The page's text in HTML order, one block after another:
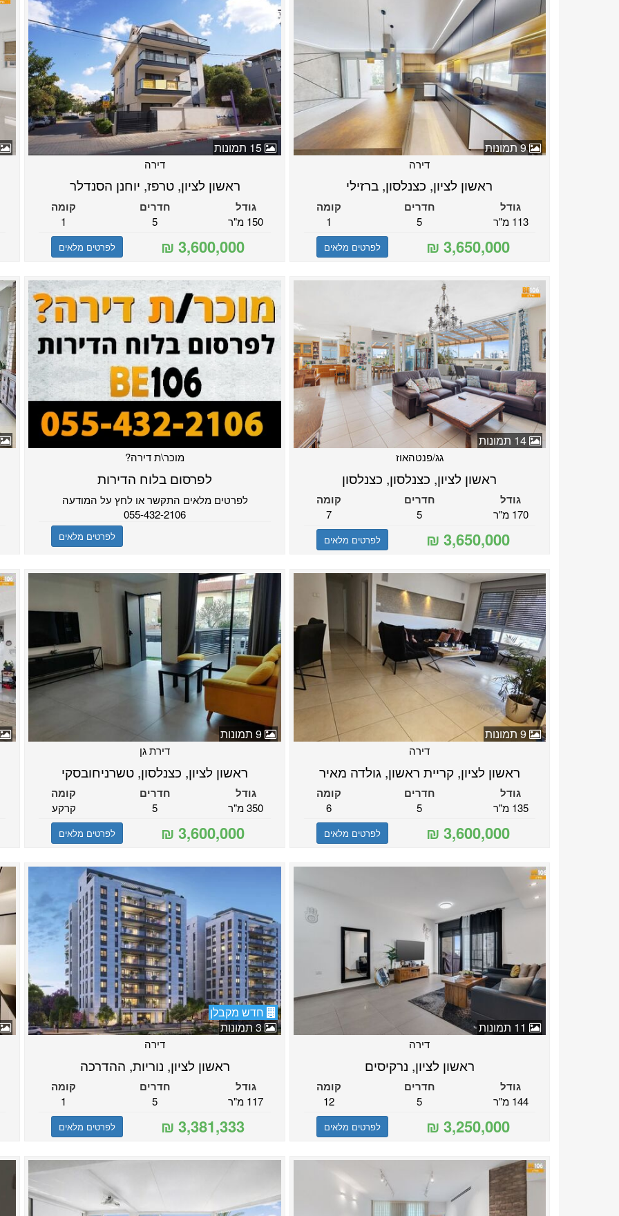
9 תמונות
דירה
ראשון לציון, כצנלסון, ברזילי
גודל
113 מ"ר
חדרים
5
קומה
1
‏3,650,000 ₪ לפרטים מלאים
15 תמונות
דירה
ראשון לציון, טרפז, יוחנן הסנדלר
גודל
150 מ"ר
חדרים
5
קומה
1
לפרטים מלאים
גג/פנטהאוז
ראשון לציון, כצנלסון, כצנלסון
גודל
170 מ"ר
חדרים
5
קומה
7
‏3,650,000 ₪ לפרטים מלאים
מוכר\ת דירה?
לפרסום בלוח הדירות
לפרטים מלאים התקשר או לחץ על המודעה
055-432-2106
לפרטים מלאים
דירה
ראשון לציון, קריית ראשון, גולדה מאיר
גודל
135 מ"ר
חדרים
5
קומה
6
‏3,600,000 ₪ לפרטים מלאים
9 תמונות
דירת גן
ראשון לציון, כצנלסון, טשרניחובסקי
גודל
350 מ"ר
חדרים
5
קומה
קרקע
לפרטים מלאים
דירה
ראשון לציון, נרקיסים
גודל
144 מ"ר
חדרים
5
קומה
12
‏3,250,000 ₪ לפרטים מלאים
חדש מקבלן
3 תמונות
דירה
ראשון לציון, נוריות, ההדרכה
גודל
117 מ"ר
חדרים
5
קומה
1
לפרטים מלאים